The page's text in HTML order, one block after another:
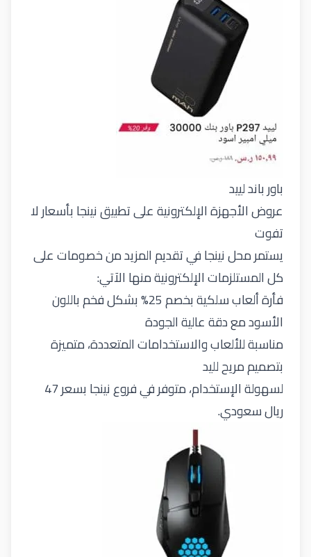
باور باند لييد
عروض الأجهزة الإلكترونية على تطبيق نينجا بأسعار لا
تفوت
يستمر محل نينجا في تقديم المزيد من خصومات على
كل المستلزمات الإلكترونية منها الآتي:
فأرة ألعاب سلكية بخصم 25% بشكل فخم باللون
الأسود مع دقة عالية الجودة
مناسبة للألعاب والاستخدامات المتعددة، متميزة
بتصميم مريح لليد
لسهولة الإستخدام، متوفر في فروع نينجا بسعر 47
ريال سعودي.